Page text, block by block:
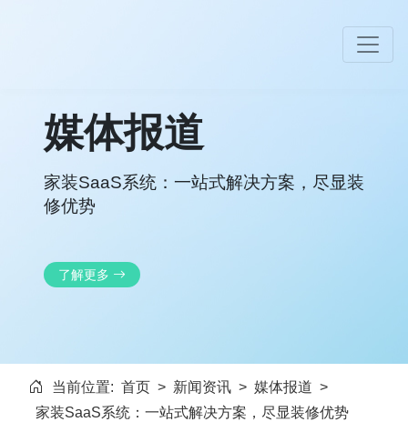
媒体报道
家装SaaS系统：一站式解决方案，尽显装
修优势
了解更多
当前位置: 首页 > 新闻资讯 > 媒体报道 >
家装SaaS系统：一站式解决方案，尽显装修优势